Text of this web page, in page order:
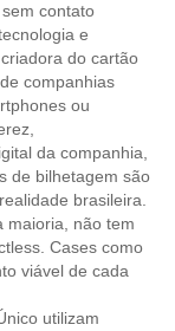
SÓCIO
contato
e
do cartão
companhias
ou
da companhia,
de bilhetagem são
brasileira.
maioria, não tem
Cases como
viável de cada
utilizam